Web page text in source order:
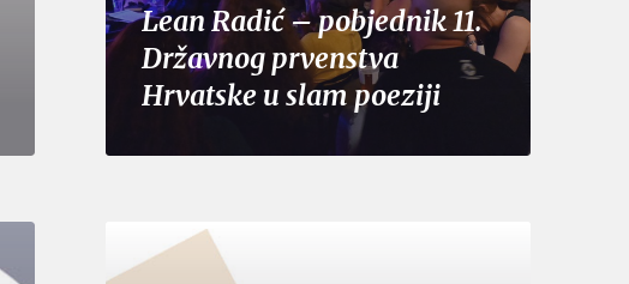
Lean Radić – pobjednik 11.
Državnog prvenstva
Hrvatske u slam poeziji